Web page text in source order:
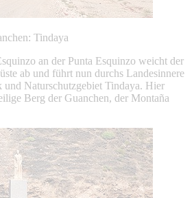
Tindaya
an der Punta Esquinzo weicht der
ab und führt nun durchs Landesinnere
Naturschutzgebiet Tindaya. Hier
Berg der Guanchen, der Montaña